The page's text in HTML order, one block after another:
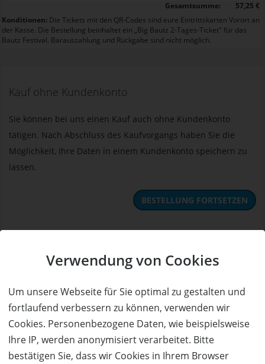
Verwendung von Cookies
Um unsere Webseite für Sie optimal zu gestalten und
fortlaufend verbessern zu können, verwenden wir
Cookies. Personenbezogene Daten, wie beispielsweise
Ihre IP, werden anonymisiert verarbeitet. Bitte
bestätigen Sie, dass wir Cookies in Ihrem Browser
Gesamtsumme:
57,25 €
Konditionen: Die Tickets mit den QR-Codes sind eure Eintrittskarten Vorort an
der Kasse. Die Bestellung beinhaltet ein „Big Bautz 2-Tages-Ticket" für das
Bautz Festival. Barauszahlung und Rückgabe sind nicht möglich.
Kauf ohne Kundenkonto
Sie können bei uns einen Kauf auch ohne Kundenkonto
tätigen. Nach Abschluss des Kaufvorgangs haben Sie die
Möglichkeit, Ihre Daten in einem Kundenkonto speichern zu
lassen.
BESTELLUNG FORTSETZEN
Wenn Sie bereits ein Kundenkonto haben, können Sie sich
nachfolgend einloggen. Die Daten, die zur Bestellung nötig sind,
werden dann automatisch aus Ihrem Kundenkonto
übernommen.
ANMELDEN